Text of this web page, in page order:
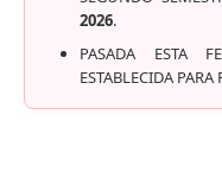
2026.
PASADA ESTA
ESTABLECIDA PARA